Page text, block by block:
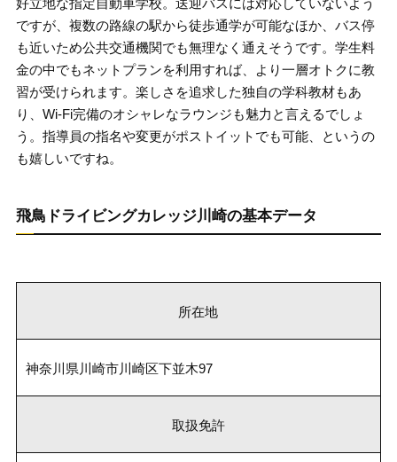
好立地な指定自動車学校。送迎バスには対応していないよう
ですが、複数の路線の駅から徒歩通学が可能なほか、バス停
も近いため公共交通機関でも無理なく通えそうです。学生料
金の中でもネットプランを利用すれば、より一層オトクに教
習が受けられます。楽しさを追求した独自の学科教材もあ
り、Wi-Fi完備のオシャレなラウンジも魅力と言えるでしょ
う。指導員の指名や変更がポストイットでも可能、というの
も嬉しいですね。
飛鳥ドライビングカレッジ川崎の基本データ
所在地
神奈川県川崎市川崎区下並木97
取扱免許